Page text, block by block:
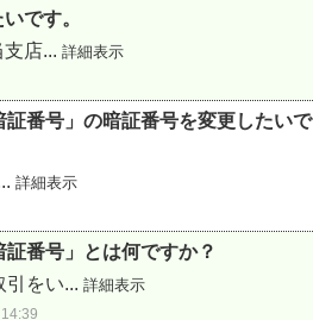
です。
店... 詳細表示
番号」の暗証番号を変更したいで
詳細表示
番号」とは何ですか？
引をい... 詳細表示